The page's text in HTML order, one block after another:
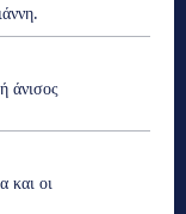
άνισος
και οι